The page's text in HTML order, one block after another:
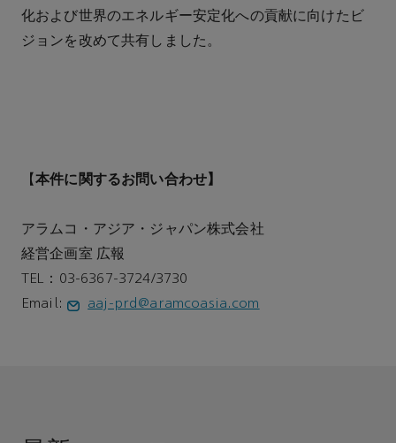
化および世界のエネルギー安定化への貢献に向けたビ
ジョンを改めて共有しました。
【本件に関するお問い合わせ】
アラムコ・アジア・ジャパン株式会社
経営企画室 広報
TEL：03-6367-3724/3730
Email:
aaj-prd@aramcoasia.com